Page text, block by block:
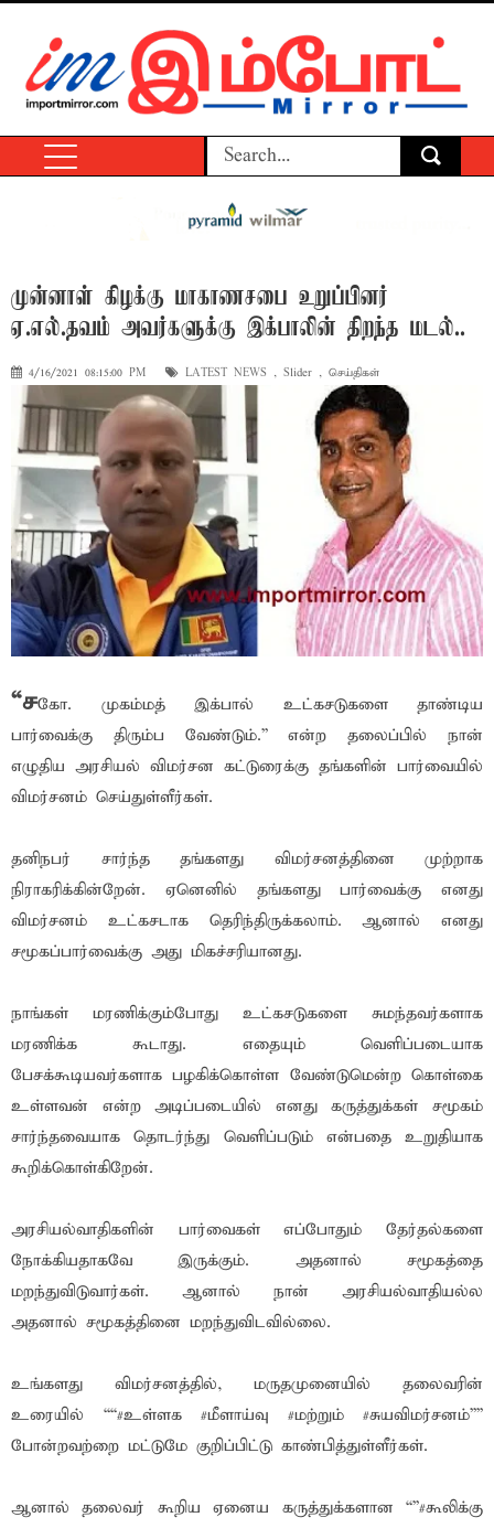
முன்னாள் கிழக்கு மாகாணசபை உறுப்பினர்
ஏ.எல்.தவம் அவர்களுக்கு இக்பாலின் திறந்த மடல்..
4/16/2021 08:15:00 PM LATEST NEWS , Slider , செய்திகள்
“சகோ. முகம்மத் இக்பால் உட்கசடுகளை தாண்டிய
பார்வைக்கு திரும்ப வேண்டும்.” என்ற தலைப்பில் நான்
எழுதிய அரசியல் விமர்சன கட்டுரைக்கு தங்களின் பார்வையில்
விமர்சனம் செய்துள்ளீர்கள்.
தனிநபர் சார்ந்த தங்களது விமர்சனத்தினை முற்றாக
நிராகரிக்கின்றேன். ஏனெனில் தங்களது பார்வைக்கு எனது
விமர்சனம் உட்கசடாக தெரிந்திருக்கலாம். ஆனால் எனது
சமூகப்பார்வைக்கு அது மிகச்சரியானது.
நாங்கள் மரணிக்கும்போது உட்கசடுகளை சுமந்தவர்களாக
மரணிக்க கூடாது. எதையும் வெளிப்படையாக
பேசக்கூடியவர்களாக பழகிக்கொள்ள வேண்டுமென்ற கொள்கை
உள்ளவன் என்ற அடிப்படையில் எனது கருத்துக்கள் சமூகம்
சார்ந்தவையாக தொடர்ந்து வெளிப்படும் என்பதை உறுதியாக
கூறிக்கொள்கிறேன்.
அரசியல்வாதிகளின் பார்வைகள் எப்போதும் தேர்தல்களை
நோக்கியதாகவே இருக்கும். அதனால் சமூகத்தை
மறந்துவிடுவார்கள். ஆனால் நான் அரசியல்வாதியல்ல
அதனால் சமூகத்தினை மறந்துவிடவில்லை.
உங்களது விமர்சனத்தில், மருதமுனையில் தலைவரின்
உரையில் ““#உள்ளக #மீளாய்வு #மற்றும் #சுயவிமர்சனம்””
போன்றவற்றை மட்டுமே குறிப்பிட்டு காண்பித்துள்ளீர்கள்.
ஆனால் தலைவர் கூறிய ஏனைய கருத்துக்களான “”#கூலிக்கு